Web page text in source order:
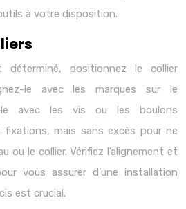
à votre disposition.
déterminé, positionnez le collier
le avec les marques sur le
le avec les vis ou les boulons
fixations, mais sans excès pour ne
ou le collier. Vérifiez l’alignement et
vous assurer d’une installation
est crucial.